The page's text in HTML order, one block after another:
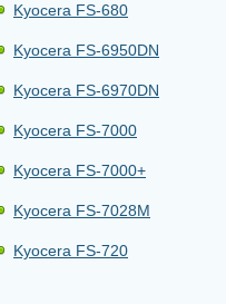
Kyocera FS-680
Kyocera FS-6950DN
Kyocera FS-6970DN
Kyocera FS-7000
Kyocera FS-7000+
Kyocera FS-7028M
Kyocera FS-720